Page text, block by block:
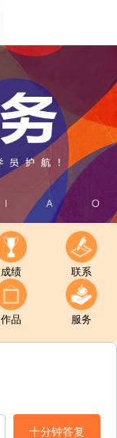
成绩 联系
作品 服务
十分钟答复